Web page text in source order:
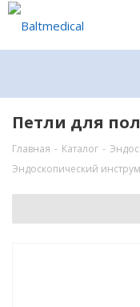
Петли для
Главная - Каталог -
Эндоскопический